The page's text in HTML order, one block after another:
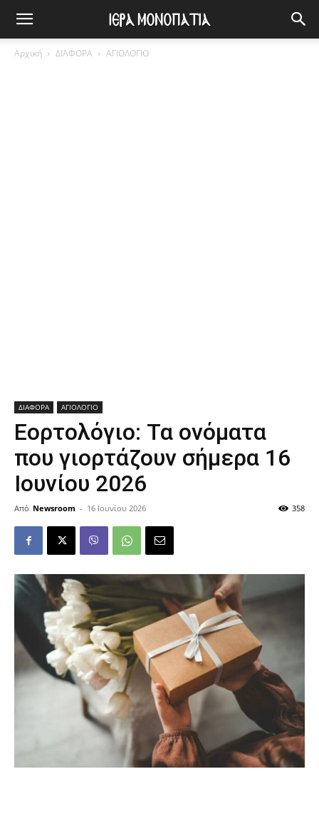
Αρχική ΔΙΑΦΟΡΑ ΑΓΙΟΛΟΓΙΟ
ΔΙΑΦΟΡΑ ΑΓΙΟΛΟΓΙΟ
Εορτολόγιο: Τα ονόματα
που γιορτάζουν σήμερα 16
Ιουνίου 2026
Από Newsroom - 16 Ιουνίου 2026 358